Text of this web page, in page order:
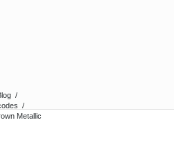
/
/
Metallic